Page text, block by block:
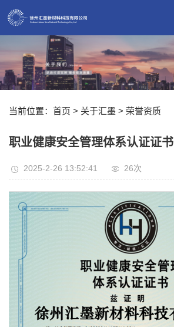
当前位置： 首页 > 关于汇墨 > 荣誉资质
职业健康安全管理体系认证证书
2025-2-26 13:52:41 26次